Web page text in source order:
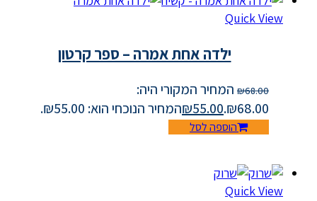
Quick View
ילדה אחת אמרה – ספר קרטון
₪68.00
המחיר המקורי היה:
₪68.00.
₪55.00 המחיר הנוכחי הוא: ₪55.00.
הוספה לסל
Quick View